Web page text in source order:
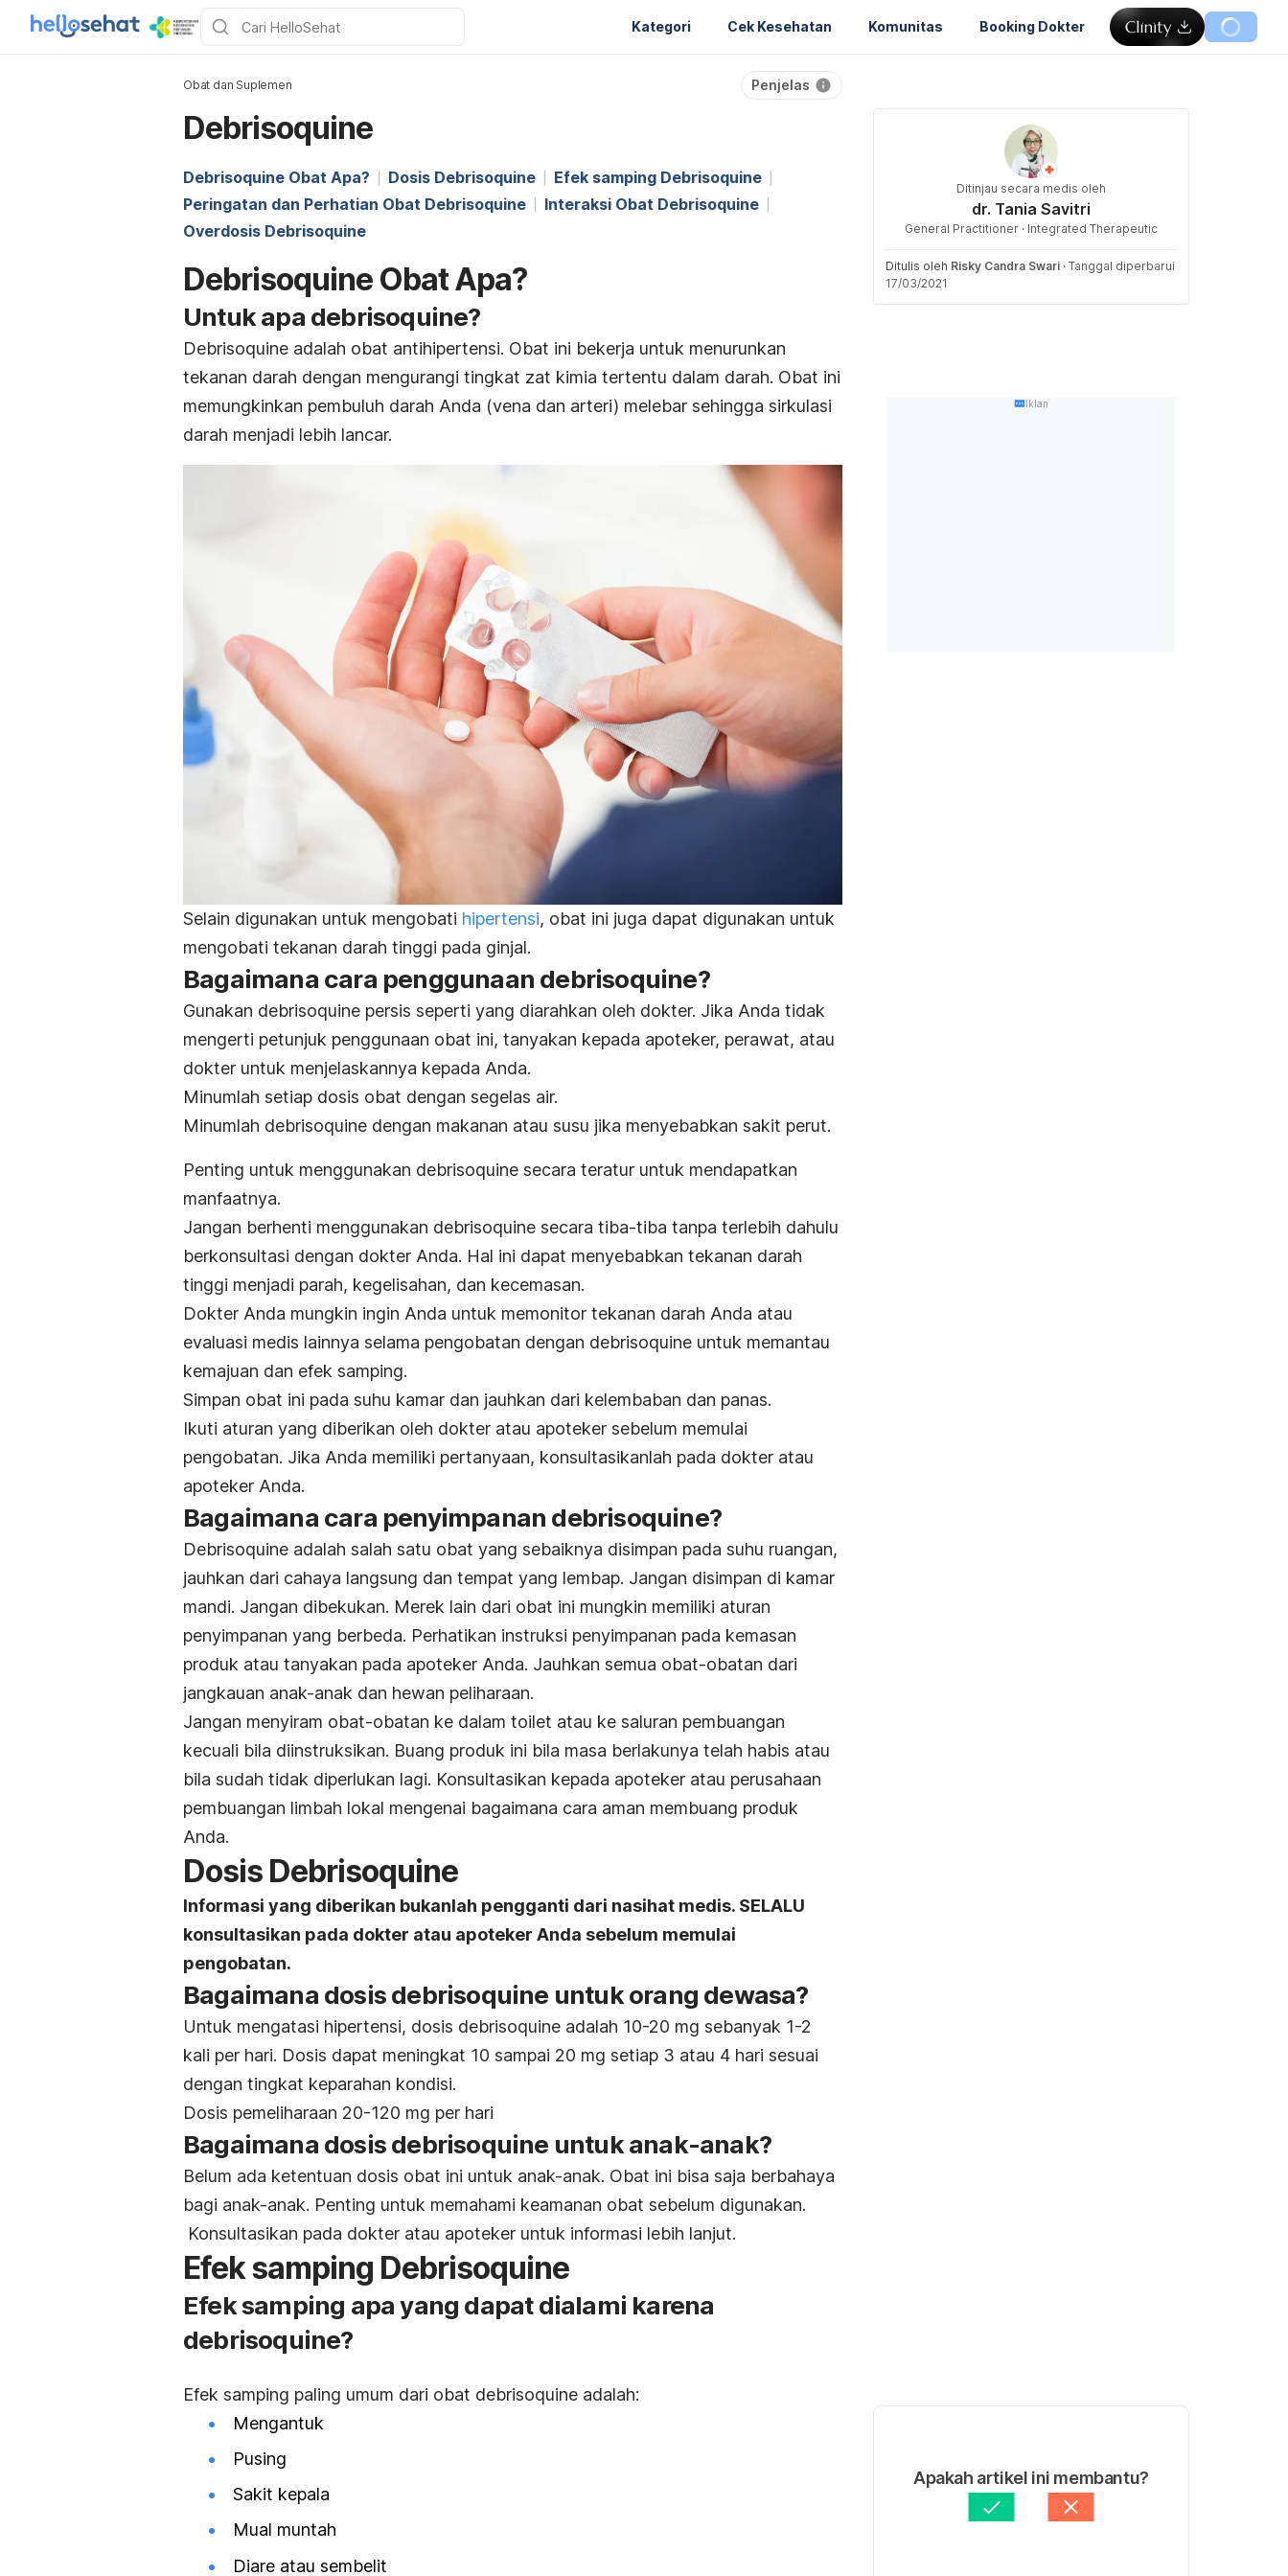
Kategori Cek Kesehatan Komunitas Booking Dokter
Obat dan Suplemen Penjelas
Debrisoquine
Debrisoquine Obat Apa? Dosis Debrisoquine
Efek samping Debrisoquine
Peringatan dan Perhatian Obat Debrisoquine
Interaksi Obat Debrisoquine
Overdosis Debrisoquine
Debrisoquine Obat Apa?
Untuk apa debrisoquine?
Debrisoquine adalah obat antihipertensi. Obat ini bekerja untuk menurunkan
tekanan darah dengan mengurangi tingkat zat kimia tertentu dalam darah. Obat ini
memungkinkan pembuluh darah Anda (vena dan arteri) melebar sehingga sirkulasi
darah menjadi lebih lancar.
Selain digunakan untuk mengobati hipertensi, obat ini juga dapat digunakan untuk
mengobati tekanan darah tinggi pada ginjal.
Bagaimana cara penggunaan debrisoquine?
Gunakan debrisoquine persis seperti yang diarahkan oleh dokter. Jika Anda tidak
mengerti petunjuk penggunaan obat ini, tanyakan kepada apoteker, perawat, atau
dokter untuk menjelaskannya kepada Anda.
Minumlah setiap dosis obat dengan segelas air.
Minumlah debrisoquine dengan makanan atau susu jika menyebabkan sakit perut.
Penting untuk menggunakan debrisoquine secara teratur untuk mendapatkan
manfaatnya.
Jangan berhenti menggunakan debrisoquine secara tiba-tiba tanpa terlebih dahulu
berkonsultasi dengan dokter Anda. Hal ini dapat menyebabkan tekanan darah
tinggi menjadi parah, kegelisahan, dan kecemasan.
Dokter Anda mungkin ingin Anda untuk memonitor tekanan darah Anda atau
evaluasi medis lainnya selama pengobatan dengan debrisoquine untuk memantau
kemajuan dan efek samping.
Simpan obat ini pada suhu kamar dan jauhkan dari kelembaban dan panas.
Ikuti aturan yang diberikan oleh dokter atau apoteker sebelum memulai
pengobatan. Jika Anda memiliki pertanyaan, konsultasikanlah pada dokter atau
apoteker Anda.
Bagaimana cara penyimpanan debrisoquine?
Debrisoquine adalah salah satu obat yang sebaiknya disimpan pada suhu ruangan,
jauhkan dari cahaya langsung dan tempat yang lembap. Jangan disimpan di kamar
mandi. Jangan dibekukan. Merek lain dari obat ini mungkin memiliki aturan
penyimpanan yang berbeda. Perhatikan instruksi penyimpanan pada kemasan
produk atau tanyakan pada apoteker Anda. Jauhkan semua obat-obatan dari
jangkauan anak-anak dan hewan peliharaan.
Jangan menyiram obat-obatan ke dalam toilet atau ke saluran pembuangan
kecuali bila diinstruksikan. Buang produk ini bila masa berlakunya telah habis atau
bila sudah tidak diperlukan lagi. Konsultasikan kepada apoteker atau perusahaan
pembuangan limbah lokal mengenai bagaimana cara aman membuang produk
Anda.
Dosis Debrisoquine
Informasi yang diberikan bukanlah pengganti dari nasihat medis. SELALU
konsultasikan pada dokter atau apoteker Anda sebelum memulai
pengobatan.
Bagaimana dosis debrisoquine untuk orang dewasa?
Untuk mengatasi hipertensi, dosis debrisoquine adalah 10-20 mg sebanyak 1-2
kali per hari. Dosis dapat meningkat 10 sampai 20 mg setiap 3 atau 4 hari sesuai
dengan tingkat keparahan kondisi.
Dosis pemeliharaan 20-120 mg per hari
Bagaimana dosis debrisoquine untuk anak-anak?
Belum ada ketentuan dosis obat ini untuk anak-anak. Obat ini bisa saja berbahaya
bagi anak-anak. Penting untuk memahami keamanan obat sebelum digunakan.
Konsultasikan pada dokter atau apoteker untuk informasi lebih lanjut.
Efek samping Debrisoquine
Efek samping apa yang dapat dialami karena
debrisoquine?
Efek samping paling umum dari obat debrisoquine adalah:
Mengantuk
Pusing
Sakit kepala
Mual muntah
Diare atau sembelit
Ditinjau secara medis oleh
dr. Tania Savitri
General Practitioner · Integrated Therapeutic
Ditulis oleh Risky Candra Swari · Tanggal diperbarui
17/03/2021
Iklan
Apakah artikel ini membantu?